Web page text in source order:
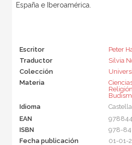
España e Iberoamérica.
Escritor
Peter
Traductor
Silvia
Colección
Materia
Religión
Idioma
EAN
ISBN
978-
Fecha publicación
01-01-